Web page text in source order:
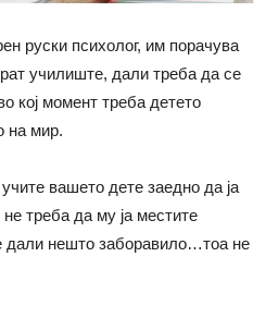
руски психолог, им порачува
училиште, дали треба да се
кој момент треба детето
на мир.
вашето дете заедно да ја
треба да му ја местите
дали нешто заборавило…тоа не